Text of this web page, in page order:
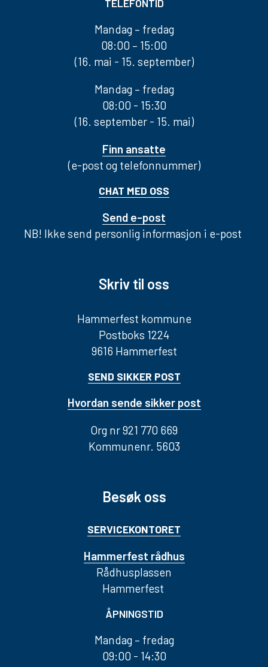
TELEFONTID
Mandag – fredag
08:00 – 15:00
(16. mai - 15. september)
Mandag – fredag
08:00 - 15:30
(16. september - 15. mai)
Finn ansatte
(e-post og telefonnummer)
CHAT MED OSS
Send e-post
NB! Ikke send personlig informasjon i e-post
Skriv til oss
Hammerfest kommune
Postboks 1224
9616 Hammerfest
SEND SIKKER POST
Hvordan sende sikker post
Org nr 921 770 669
Kommunenr. 5603
Besøk oss
SERVICEKONTORET
Hammerfest rådhus
Rådhusplassen
Hammerfest
ÅPNINGSTID
Mandag – fredag
09:00 - 14:30